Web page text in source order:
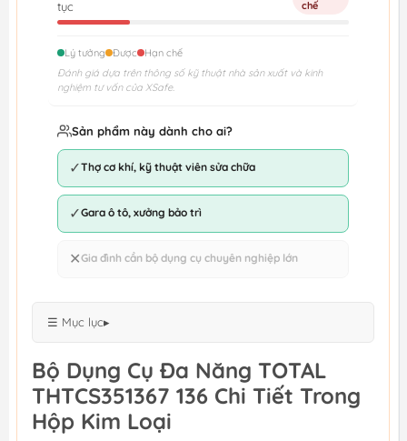
tục chế
Lý tưởng Được
Hạn chế
Đánh giá dựa trên thông số kỹ thuật nhà sản xuất và kinh
nghiệm tư vấn của XSafe.
Sản phẩm này dành cho ai?
✓Thợ cơ khí, kỹ thuật viên sửa chữa
✓Gara ô tô, xưởng bảo trì
✕Gia đình cần bộ dụng cụ chuyên nghiệp lớn
☰ Mục lục▸
Bộ Dụng Cụ Đa Năng TOTAL
THTCS351367 136 Chi Tiết Trong
Hộp Kim Loại